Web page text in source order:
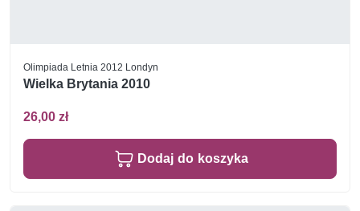
Olimpiada Letnia 2012 Londyn
Wielka Brytania 2010
26,00 zł
Dodaj do koszyka